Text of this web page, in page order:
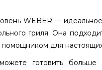
WEBER —
гриля. Она
для
готовить больше